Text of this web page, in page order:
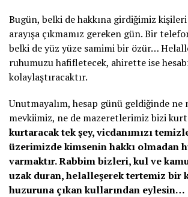
Bugün, belki de hakkına girdiğimiz
arayışa çıkmamız gereken gün. Bir
belki de yüz yüze samimi bir özür…
ruhumuzu hafifletecek, ahirette ise
kolaylaştıracaktır.
Unutmayalım, hesap günü geldiğinde ne
mevkiimiz, ne de mazeretlerimiz bizi
kurtaracak tek şey, vicdanımızı
üzerimizde kimsenin hakkı olmadan
varmaktır. Rabbim bizleri, kul ve
uzak duran, helalleşerek tertemiz bir
huzuruna çıkan kullarından eylesin…